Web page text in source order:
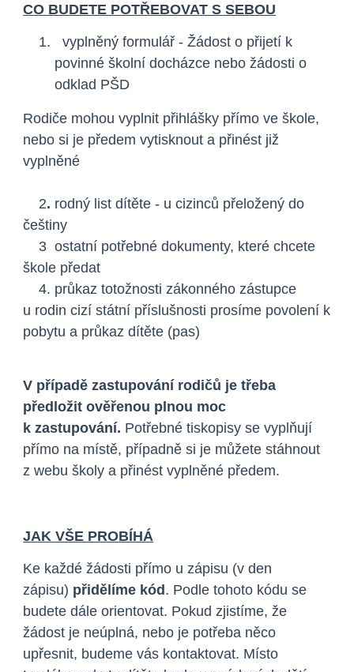
CO BUDETE POTŘEBOVAT S SEBOU
vyplněný formulář - Žádost o přijetí k
povinné školní docházce nebo žádosti o
odklad PŠD
Rodiče mohou vyplnit přihlášky přímo ve škole,
nebo si je předem vytisknout a přinést již
vyplněné
2. rodný list dítěte - u cizinců přeložený do
češtiny
3 ostatní potřebné dokumenty, které chcete
škole předat
4. průkaz totožnosti zákonného zástupce
u rodin cizí státní příslušnosti prosíme povolení k
pobytu a průkaz dítěte (pas)
V případě zastupování rodičů je třeba
předložit ověřenou plnou moc
k zastupování. Potřebné tiskopisy se vyplňují
přímo na místě, případně si je můžete stáhnout
z webu školy a přinést vyplněné předem.
JAK VŠE PROBÍHÁ
Ke každé žádosti přímo u zápisu (v den
zápisu) přidělíme kód . Podle tohoto kódu se
budete dále orientovat. Pokud zjistíme, že
žádost je neúplná, nebo je potřeba něco
upřesnit, budeme vás kontaktovat. Místo